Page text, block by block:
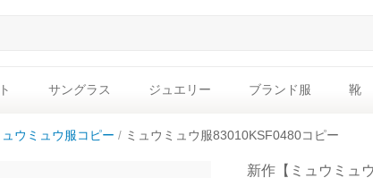
サングラス ジュエリー ブランド服 靴
ュウミュウ服コピー ミュウミュウ服83010KSF0480コピー
新作【ミュウミュ